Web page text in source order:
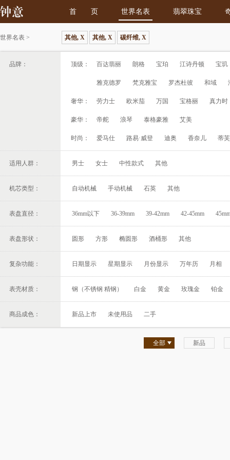
首 页 世界名表 翡翠珠宝
世界名表 > 其他, X 其他, X 碳纤维, X
品牌： 顶级： 百达翡丽 朗格 宝珀 江诗丹顿 宝玑
雅克德罗 梵克雅宝 罗杰杜彼 和域
奢华： 劳力士 欧米茄 万国 宝格丽 真力时
豪华： 帝舵 浪琴 泰格豪雅 艾美
时尚： 爱马仕 路易·威登 迪奥 香奈儿 蒂
适用人群： 男士 女士 中性款式 其他
机芯类型： 自动机械 手动机械 石英 其他
表盘直径： 36mm以下 36-39mm 39-42mm 42-45mm
表盘形状： 圆形 方形 椭圆形 酒桶形 其他
复杂功能： 日期显示 星期显示 月份显示 万年历 月相
表壳材质： 钢（不锈钢 精钢） 白金 黄金 玫瑰金 铂金
商品成色： 新品上市 未使用品 二手
全部 新品